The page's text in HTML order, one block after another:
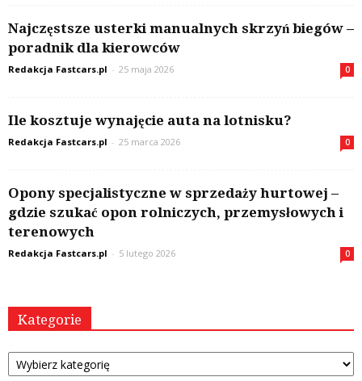
Najczęstsze usterki manualnych skrzyń biegów –
poradnik dla kierowców
Redakcja Fastcars.pl - 25 maja 2026 0
Ile kosztuje wynajęcie auta na lotnisku?
Redakcja Fastcars.pl - 25 marca 2026 0
Opony specjalistyczne w sprzedaży hurtowej –
gdzie szukać opon rolniczych, przemysłowych i
terenowych
Redakcja Fastcars.pl - 5 lutego 2026 0
Kategorie
Kategorie